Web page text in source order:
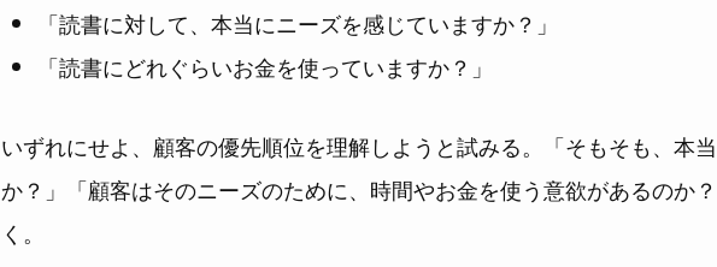
「読書に対して、本当にニーズを感じていますか？」
「読書にどれぐらいお金を使っていますか？」
いずれにせよ、顧客の優先順位を理解しようと試みる。「そもそも、本
か？」「顧客はそのニーズのために、時間やお金を使う意欲があるのか
く。